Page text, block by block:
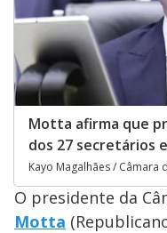
Motta afirma que
dos 27 secretários
Kayo Magalhães / Câmara
O presidente da
Motta